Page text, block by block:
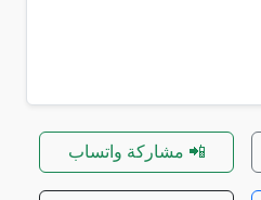
📲 مشاركة واتساب